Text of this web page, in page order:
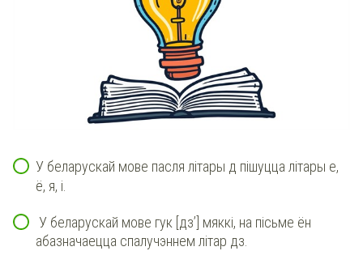
У беларускай мове пасля літары д пішуцца літары е,
ё, я, і.
У беларускай мове гук [дз’] мяккі, на пісьме ён
абазначаецца спалучэннем літар дз.